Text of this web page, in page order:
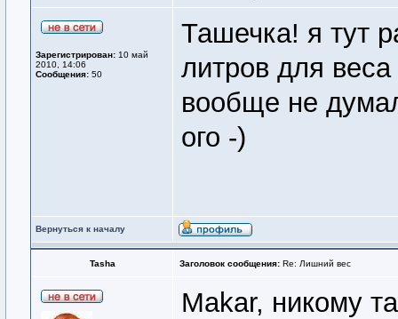
Зарегистрирован: 10 май
2010, 14:06
Сообщения: 50
Ташечка! я тут
литров для
вообще не
ого -)
Вернуться к началу
Tasha Заголовок сообщения: Re: Лишний вес
Makar, никому